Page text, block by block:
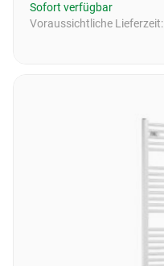
Sofort verfügbar
Voraussichtliche Lieferzeit: